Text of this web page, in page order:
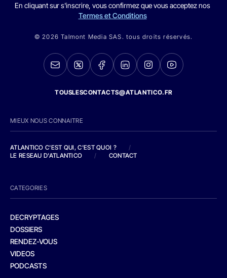
En cliquant sur s'inscrire, vous confirmez que vous acceptez nos
Termes et Conditions
© 2026 Talmont Media SAS. tous droits réservés.
TOUSLESCONTACTS@ATLANTICO.FR
MIEUX NOUS CONNAITRE
ATLANTICO C'EST QUI, C'EST QUOI ?
/
LE RESEAU D'ATLANTICO
/ CONTACT
CATEGORIES
DECRYPTAGES
DOSSIERS
RENDEZ-VOUS
VIDEOS
PODCASTS